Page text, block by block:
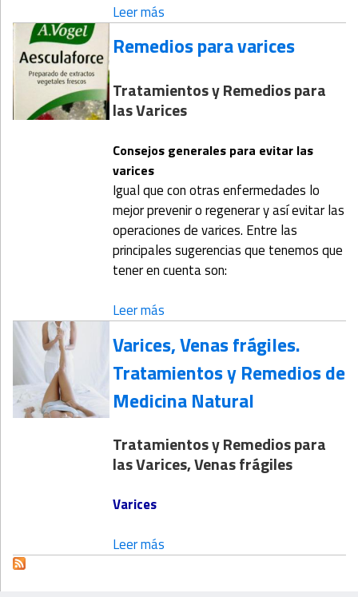
Leer más
Remedios para varices
Tratamientos y Remedios para
las Varices
Consejos generales para evitar las
varices
Igual que con otras enfermedades lo
mejor prevenir o regenerar y así evitar las
operaciones de varices. Entre las
principales sugerencias que tenemos que
tener en cuenta son:
Leer más
Varices, Venas frágiles.
Tratamientos y Remedios de
Medicina Natural
Tratamientos y Remedios para
las Varices, Venas frágiles
Varices
Leer más